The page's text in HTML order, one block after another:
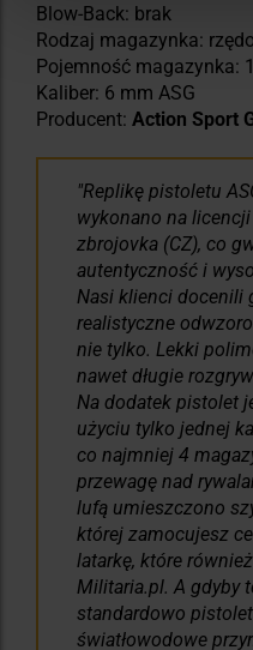
Blow-Back: brak
Rodzaj magazynka:
Pojemność magazynka:
Kaliber: 6 mm ASG
Producent: Action Sport
Replikę pistoletu
wykonano na
zbrojovka (CZ), co
autentyczność i
Nasi klienci docenili
realistyczne
nie tylko. Lekki
nawet długie
Na dodatek pistolet
użyciu tylko jednej
co najmniej 4
przewagę nad
lufą umieszczono
której zamocujesz
latarkę, które
Militaria.pl. A gdyby
standardowo
światłowodowe